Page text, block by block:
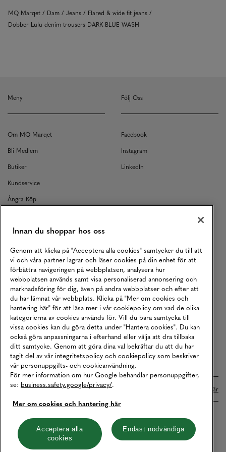
MQ Marqet Dam Jeans
Flared & wide fit jeans
Dobber Lulu denim trousers DARK BLUE WASH
Meny
Om MQ Marqet
Bli Medlem
Butiker
Kundservice
Ångra Köp
Returer
Köpvillkor
Karriär
Vårt Ansvar
Våra Tjänster
Press
Studentrabatt
B2B
Tillgänglighetsredogörelse
Följ Oss
Facebook
Instagram
LinkedIn
Betalningar online sköts i samarbete med Klarna. Läs mer här
Cookies Integritetspolicy
Hantera cookies
Innan du shoppar hos oss
Genom att klicka på "Acceptera alla cookies" samtycker du till att
vi och våra partner lagrar och läser cookies på din enhet för att
förbättra navigeringen på webbplatsen, analysera hur
webbplatsen används samt visa personaliserad annonsering och
marknadsföring för dig, även på andra webbplatser och efter att
du har lämnat vår webbplats. Klicka på "Mer om cookies och
hantering här" för att läsa mer i vår cookiepolicy om vad de olika
kategorierna av cookies används för. Vill du bara samtycka till
vissa cookies kan du göra detta under "Hantera cookies". Du kan
också göra anpassningarna i efterhand eller välja att dra tillbaka
ditt samtycke. Genom att göra dina val bekräftar du att du har
tagit del av vår integritetspolicy och cookiepolicy som beskriver
vår personuppgifts- och cookieanvändning.
För mer information om hur Google behandlar personuppgifter,
se: business.safety.google/privacy/.
Mer om cookies och hantering här
Acceptera alla
cookies
Endast nödvändiga